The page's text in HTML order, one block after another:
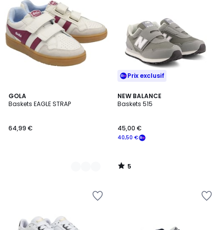
GOLA
Baskets EAGLE STRAP
64,99 €
2
Couleurs
Prix exclusif
NEW BALANCE
Baskets 515
40,50 €
45,00 €
5
/
5
/